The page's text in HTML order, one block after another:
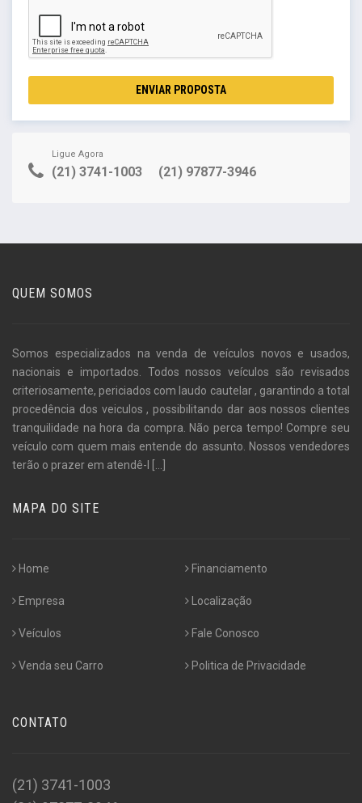
ENVIAR PROPOSTA
Ligue Agora
(21) 3741-1003 (21) 97877-3946
QUEM SOMOS
Somos especializados na venda de veículos novos e usados,
nacionais e importados. Todos nossos veículos são revisados
criteriosamente, periciados com laudo cautelar , garantindo a total
procedência dos veiculos , possibilitando dar aos nossos clientes
tranquilidade na hora da compra. Não perca tempo! Compre seu
veículo com quem mais entende do assunto. Nossos vendedores
terão o prazer em atendê-l [...]
MAPA DO SITE
Home
Empresa
Veículos
Venda seu Carro
Financiamento
Localização
Fale Conosco
Politica de Privacidade
CONTATO
(21) 3741-1003